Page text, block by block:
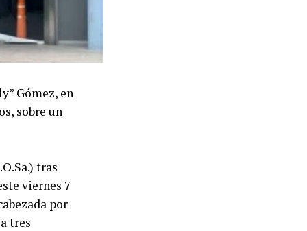
Gómez, en
sobre un
tras
viernes 7
por
tres